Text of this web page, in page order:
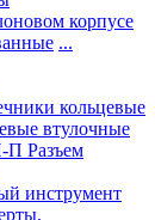
корпусе
...
кольцевые
втулочные
П Разъем
инструмент